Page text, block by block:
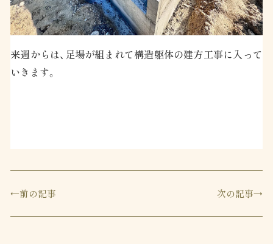
来週からは、足場が組まれて構造躯体の建方工事に入って
いきます。
前の記事 次の記事